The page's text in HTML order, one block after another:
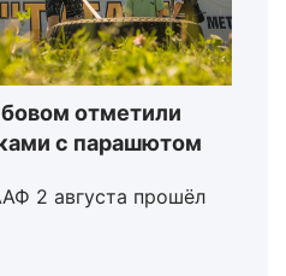
отметили
с парашютом
2 августа прошёл